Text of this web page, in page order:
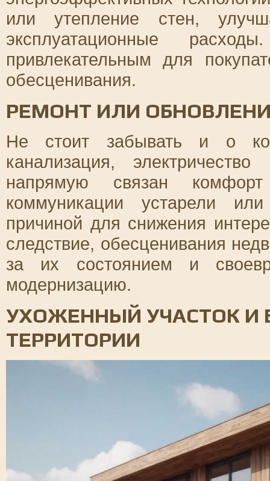
или утепление стен,
эксплуатационные
привлекательным для
обесценивания.
РЕМОНТ ИЛИ
Не стоит забывать и о
канализация,
напрямую связан
коммуникации устарели
причиной для снижения
следствие, обесценивания
за их состоянием и
модернизацию.
УХОЖЕННЫЙ УЧАСТОК И
ТЕРРИТОРИИ